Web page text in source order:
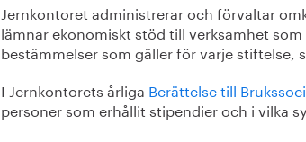
Jernkontoret administrerar och förvaltar
lämnar ekonomiskt stöd till verksamhet
bestämmelser som gäller för varje stiftelse,
I Jernkontorets årliga Berättelse till
personer som erhållit stipendier och i vilka